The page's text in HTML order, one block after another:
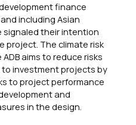
finance
including Asian
signaled their intention
project. The climate risk
aims to reduce risks
investment projects by
to project performance
and
in the design.